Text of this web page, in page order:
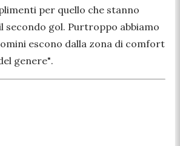
per quello che stanno
secondo gol. Purtroppo abbiamo
escono dalla zona di comfort
genere".